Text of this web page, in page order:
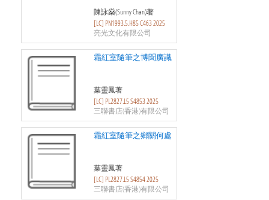
陳詠燊(Sunny Chan)著
[LC] PN1993.5.H85 C463 2025
亮光文化有限公司
霜紅室隨筆之博聞廣識
葉靈鳳著
[LC] PL2827.L5 S4853 2025
三聯書店(香港)有限公司
霜紅室隨筆之鄉關何處
葉靈鳳著
[LC] PL2827.L5 S4854 2025
三聯書店(香港)有限公司